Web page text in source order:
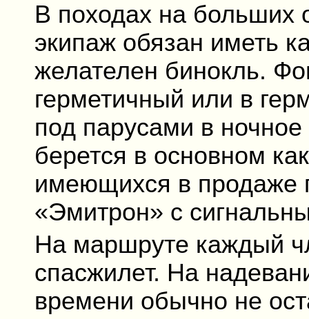
В походах на больших
экипаж обязан иметь
желателен бинокль.
герметичный или в
под парусами в
берется в основном
имеющихся в продаже
«Эмитрон» с
На маршруте каждый
спасжилет. На
времени обычно не